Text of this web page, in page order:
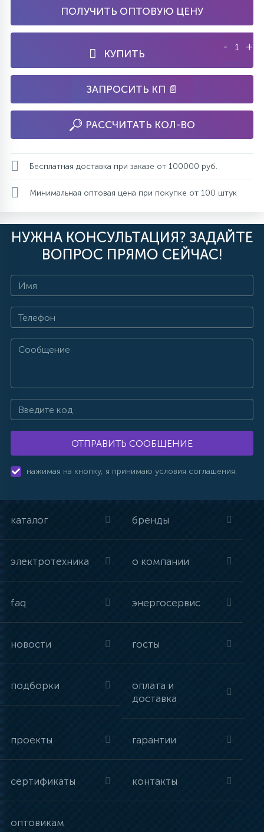
ПОЛУЧИТЬ ОПТОВУЮ ЦЕНУ
КУПИТЬ
- +
ЗАПРОСИТЬ КП 📄
РАССЧИТАТЬ КОЛ-ВО
Бесплатная доставка при заказе от 100000 руб.
Минимальная оптовая цена при покупке от 100 штук
НУЖНА КОНСУЛЬТАЦИЯ? ЗАДАЙТЕ
ВОПРОС ПРЯМО СЕЙЧАС!
ОТПРАВИТЬ СООБЩЕНИЕ
нажимая на кнопку, я принимаю условия соглашения.
каталог бренды
электротехника о компании
faq энергосервис
новости госты
подборки
оплата и
доставка
проекты гарантии
сертификаты контакты
оптовикам